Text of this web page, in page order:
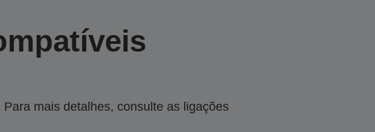
mais detalhes, consulte as ligações